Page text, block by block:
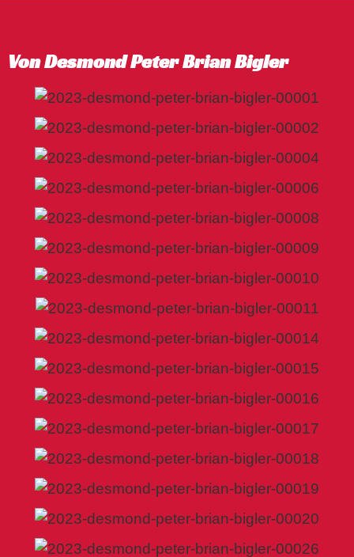
Von Desmond Peter Brian Bigler